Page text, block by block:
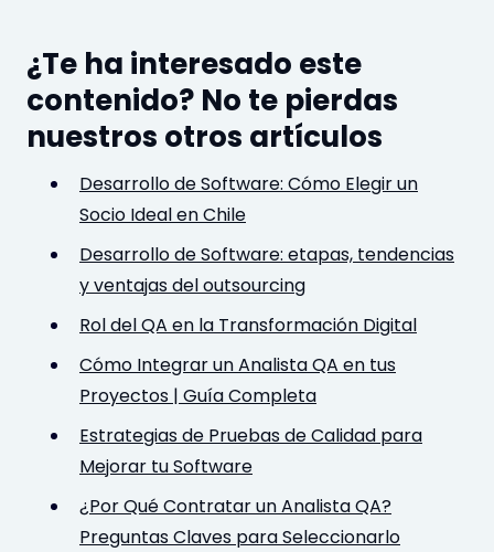
¿Te ha interesado este
contenido? No te pierdas
nuestros otros artículos
Desarrollo de Software: Cómo Elegir un
Socio Ideal en Chile
Desarrollo de Software: etapas, tendencias
y ventajas del outsourcing
Rol del QA en la Transformación Digital
Cómo Integrar un Analista QA en tus
Proyectos | Guía Completa
Estrategias de Pruebas de Calidad para
Mejorar tu Software
¿Por Qué Contratar un Analista QA?
Preguntas Claves para Seleccionarlo